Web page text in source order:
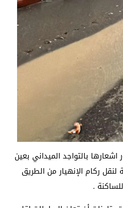
بالتواجد الميداني بعين
ركام الإنهيار من الطريق
.